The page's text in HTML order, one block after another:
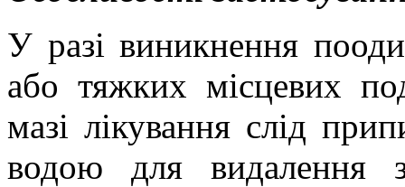
У разі виникнення
або тяжких місцевих
мазі лікування слід
водою для видалення